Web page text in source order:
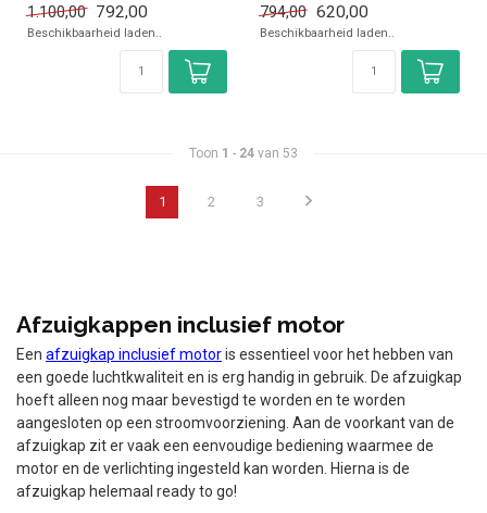
1.100,00
792,00
Beschikbaarheid laden..
794,00 620,00
Beschikbaarheid laden..
Toon 1 - 24 van 53
1 2 3
Afzuigkappen inclusief motor
Een afzuigkap inclusief motoris essentieel voor het hebben van
een goede luchtkwaliteit en is erg handig in gebruik. De afzuigkap
hoeft alleen nog maar bevestigd te worden en te worden
aangesloten op een stroomvoorziening. Aan de voorkant van de
afzuigkap zit er vaak een eenvoudige bediening waarmee de
motor en de verlichting ingesteld kan worden. Hierna is de
afzuigkap helemaal ready to go!